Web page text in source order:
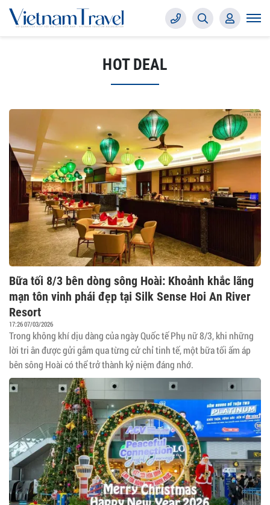
HOT DEAL
Bữa tối 8/3 bên dòng sông Hoài: Khoảnh khắc lãng
mạn tôn vinh phái đẹp tại Silk Sense Hoi An River
Resort
17:26 07/03/2026
Trong không khí dịu dàng của ngày Quốc tế Phụ nữ 8/3, khi những
lời tri ân được gửi gắm qua từng cử chỉ tinh tế, một bữa tối ấm áp
bên sông Hoài có thể trở thành kỷ niệm đáng nhớ.